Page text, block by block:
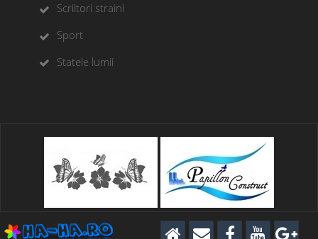
Scriitori straini
Sport
Statele lumii